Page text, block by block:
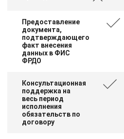
Предоставление
документа,
подтверждающего
факт внесения
данных в ФИС
ФРДО
Консультационная
поддержка на
весь период
исполнения
обязательств по
договору